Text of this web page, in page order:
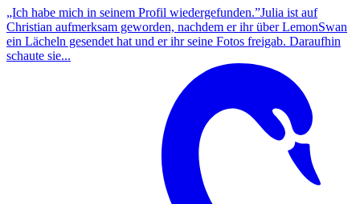
„Ich habe mich in seinem Profil wiedergefunden.”Julia ist auf
Christian aufmerksam geworden, nachdem er ihr über LemonSwan
ein Lächeln gesendet hat und er ihr seine Fotos freigab. Daraufhin
schaute sie...